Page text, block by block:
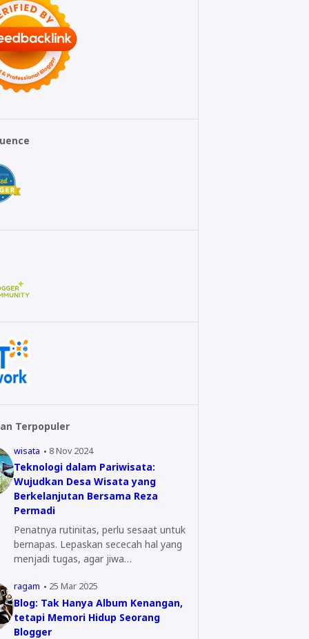
Terpopuler
wisata 8 Nov 2024
Teknologi dalam Pariwisata:
Wujudkan Desa Wisata yang
Berkelanjutan Bersama Reza
Permadi
Penatnya rutinitas, perlu sesaat untuk
bernapas. Lepaskan sececah hal yang
menjadi tugas, agar jiwa…
ragam 25 Mar 2025
Blog: Tak Hanya Album Kenangan,
tetapi Memori Hidup Seorang
Blogger